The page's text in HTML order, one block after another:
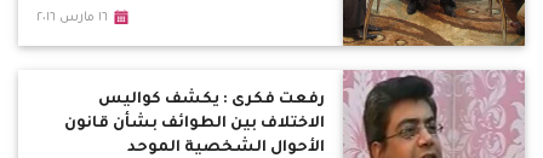
المحامى المتخصص في الأحوال الشخصية
الشخصية
١٦ مارس ٢٠١٦
رفعت فكرى : يكشف كواليس
الاختلاف بين الطوائف بشأن قانون
الأحوال الشخصية الموحد